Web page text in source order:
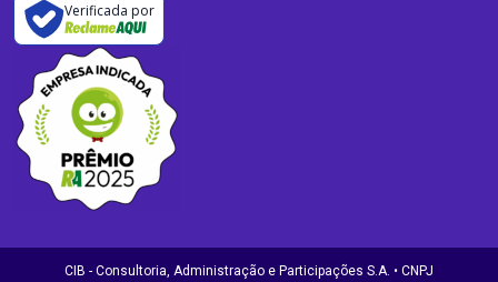
Verificada por
CIB - Consultoria, Administração e Participações S.A. • CNPJ